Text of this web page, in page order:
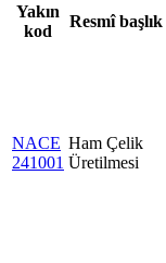
Yakın
kod
Resmî başlık
NACE
241001
Ham Çelik
Üretilmesi